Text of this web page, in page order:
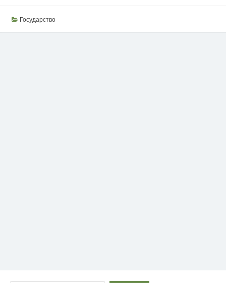
Государство